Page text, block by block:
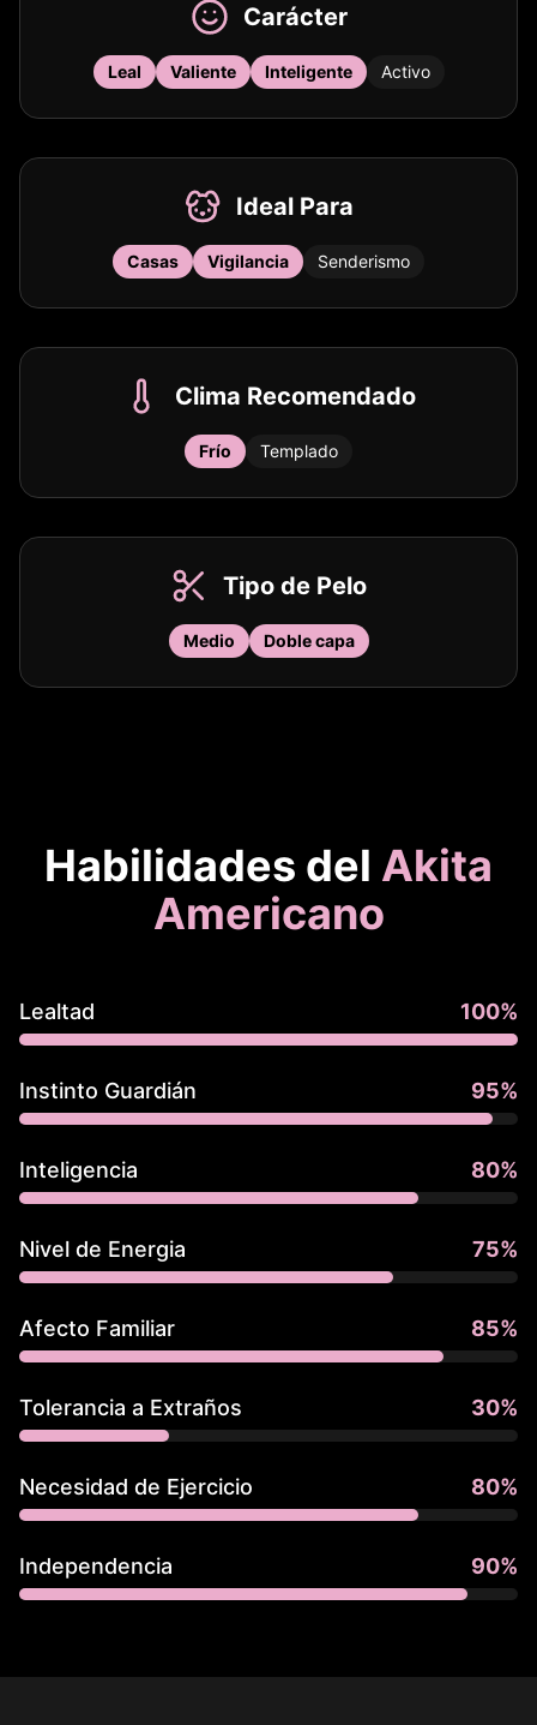
Carácter
Leal Valiente Inteligente Activo
Ideal Para
Casas Vigilancia Senderismo
Clima Recomendado
Frío Templado
Tipo de Pelo
Medio Doble capa
Habilidades del Akita
Americano
Lealtad 100%
Instinto Guardián 95%
Inteligencia 80%
Nivel de Energia 75%
Afecto Familiar 85%
Tolerancia a Extraños 30%
Necesidad de Ejercicio 80%
Independencia 90%